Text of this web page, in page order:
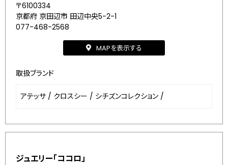
〒6100334
京都府 京田辺市 田辺中央5-2-1
077-468-2568
MAPを表示する
取扱ブランド
アテッサ / クロスシー / シチズンコレクション /
ジュエリー「ココロ」